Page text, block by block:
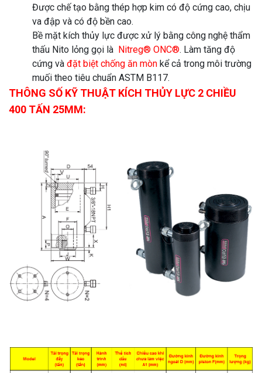
Được chế tạo bằng thép hợp kim có độ cứng cao, chịu
va đập và có độ bền cao.
Bề mặt kích thủy lực được xử lý bằng công nghệ thẩm
thấu Nito lỏng gọi là Nitreg® ONC®. Làm tăng độ
cứng và đặt biệt chống ăn mòn kể cả trong môi trường
muối theo tiêu chuẩn ASTM B117.
THÔNG SỐ KỸ THUẬT KÍCH THỦY LỰC 2 CHIỀU
400 TẤN 25MM: